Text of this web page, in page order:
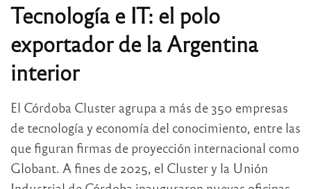
Tecnología e IT: el polo
exportador de la Argentina
interior
El Córdoba Cluster agrupa a más de 350 empresas
de tecnología y economía del conocimiento, entre las
que figuran firmas de proyección internacional como
Globant. A fines de 2025, el Cluster y la Unión